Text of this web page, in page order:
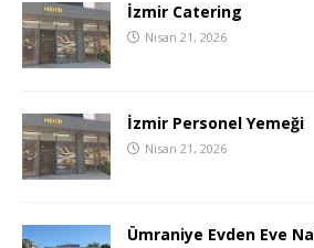
İzmir Catering
Nisan 21, 2026
İzmir Personel Yemeği
Nisan 21, 2026
Ümraniye Evden Eve